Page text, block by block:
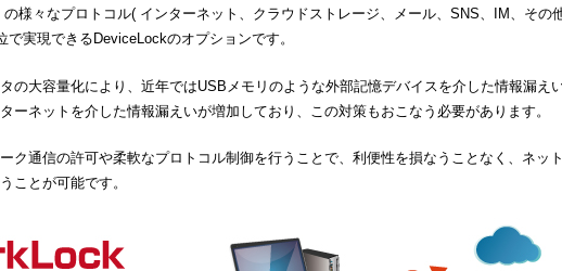
様々なプロトコル( インターネット、クラウドストレージ、メール、SNS、IM、その
実現できるDeviceLockのオプションです。
の大容量化により、近年ではUSBメモリのような外部記憶デバイスを介した情報漏え
ーネットを介した情報漏えいが増加しており、この対策もおこなう必要があります。
ク通信の許可や柔軟なプロトコル制御を行うことで、利便性を損なうことなく、ネッ
ことが可能です。